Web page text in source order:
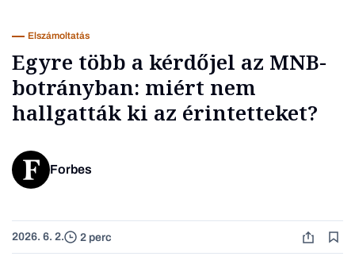
Üzlet
Elszámoltatás
Egyre több a kérdőjel az MNB-
botrányban: miért nem
hallgatták ki az érintetteket?
Forbes
2026. 6. 2. 2 perc